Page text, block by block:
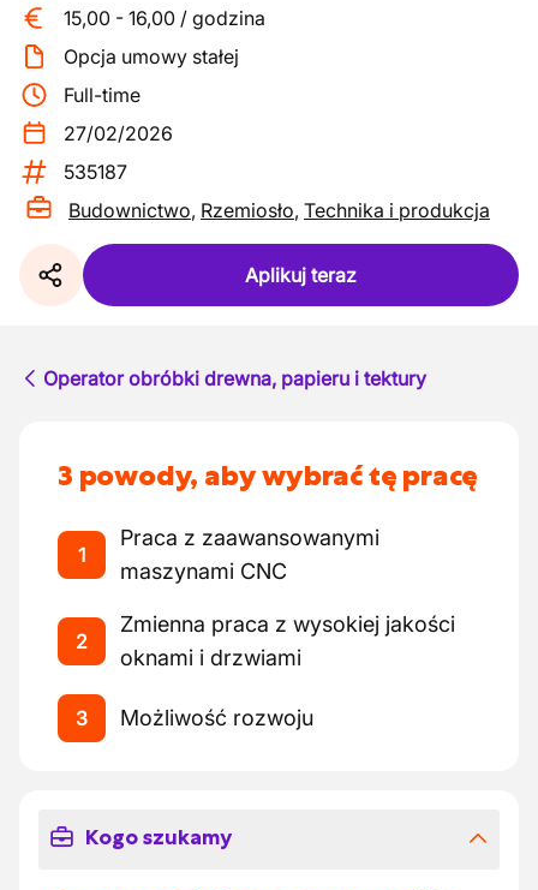
15,00 - 16,00 / godzina
Opcja umowy stałej
Full-time
27/02/2026
535187
Budownictwo, Rzemiosło, Technika i produkcja
Aplikuj teraz
Operator obróbki drewna, papieru i tektury
3 powody, aby wybrać tę pracę
1
Praca z zaawansowanymi
maszynami CNC
2
Zmienna praca z wysokiej jakości
oknami i drzwiami
3 Możliwość rozwoju
Kogo szukamy